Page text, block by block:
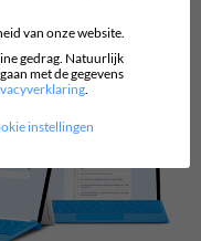
van onze website.
gedrag. Natuurlijk
met de gegevens
instellingen